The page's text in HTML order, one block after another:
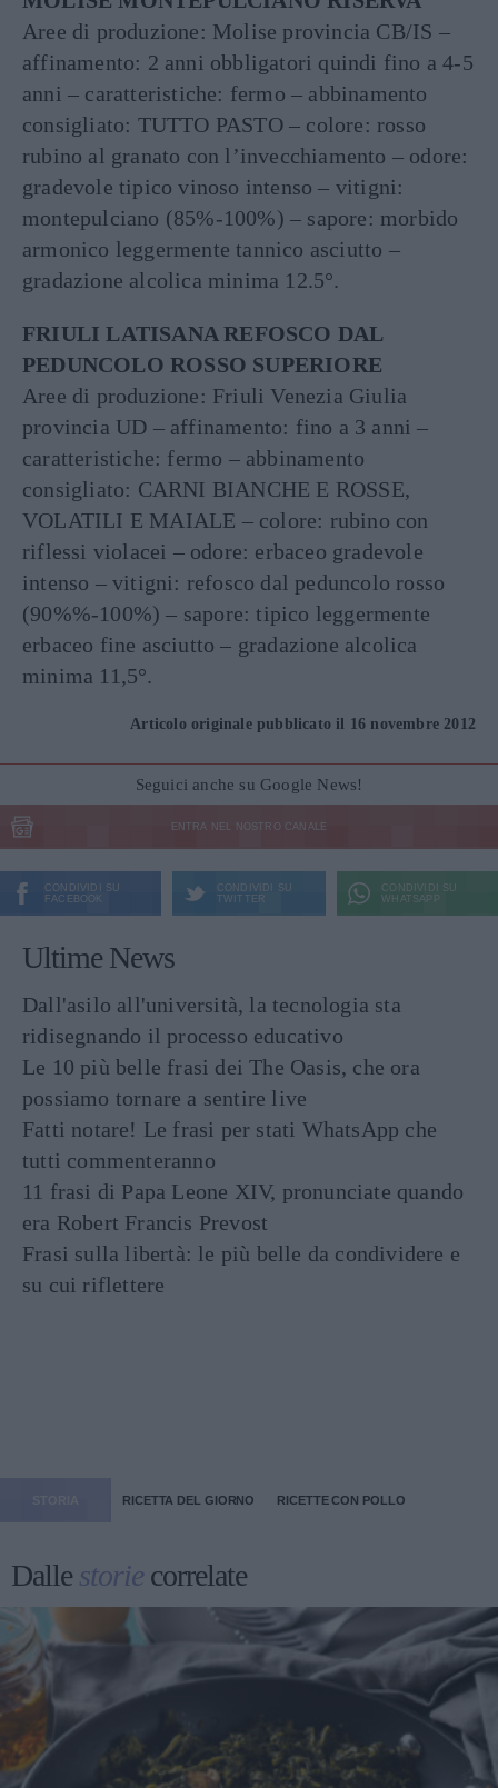
Aree di produzione: Molise provincia CB/IS –
affinamento: 2 anni obbligatori quindi fino a 4-5
anni – caratteristiche: fermo – abbinamento
consigliato: TUTTO PASTO – colore: rosso
rubino al granato con l’invecchiamento – odore:
gradevole tipico vinoso intenso – vitigni:
montepulciano (85%-100%) – sapore: morbido
armonico leggermente tannico asciutto –
gradazione alcolica minima 12.5°.
FRIULI LATISANA REFOSCO DAL
PEDUNCOLO ROSSO SUPERIORE
Aree di produzione: Friuli Venezia Giulia
provincia UD – affinamento: fino a 3 anni –
caratteristiche: fermo – abbinamento
consigliato: CARNI BIANCHE E ROSSE,
VOLATILI E MAIALE – colore: rubino con
riflessi violacei – odore: erbaceo gradevole
intenso – vitigni: refosco dal peduncolo rosso
(90%%-100%) – sapore: tipico leggermente
erbaceo fine asciutto – gradazione alcolica
minima 11,5°.
Articolo originale pubblicato il 16 novembre 2012
Seguici anche su Google News!
ENTRA NEL NOSTRO CANALE
CONDIVIDI SU
FACEBOOK
CONDIVIDI SU
TWITTER
CONDIVIDI SU
WHATSAPP
Ultime News
Dall'asilo all'università, la tecnologia sta
ridisegnando il processo educativo
Le 10 più belle frasi dei The Oasis, che ora
possiamo tornare a sentire live
Fatti notare! Le frasi per stati WhatsApp che
tutti commenteranno
11 frasi di Papa Leone XIV, pronunciate quando
era Robert Francis Prevost
Frasi sulla libertà: le più belle da condividere e
su cui riflettere
RICETTA DEL GIORNO RICETTE CON POLLO
Dallestorie correlate